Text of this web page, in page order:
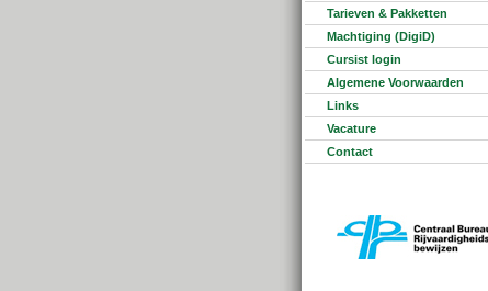
Tarieven & Pakketten
Machtiging (DigiD)
Cursist login
Algemene Voorwaarden
Links
Vacature
Contact